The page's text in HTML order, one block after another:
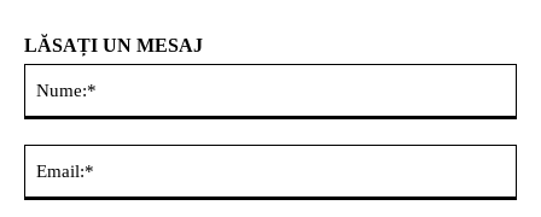
LĂSAȚI UN MESAJ